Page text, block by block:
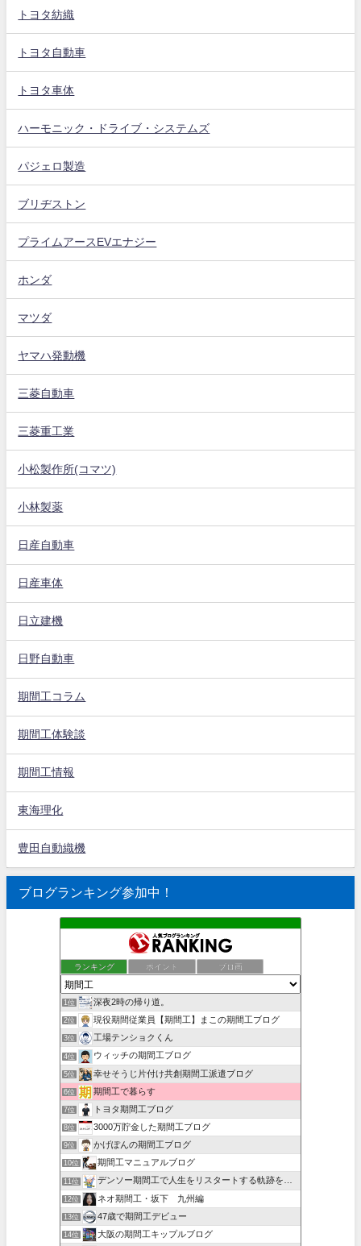
トヨタ紡織
トヨタ自動車
トヨタ車体
ハーモニック・ドライブ・システムズ
パジェロ製造
ブリヂストン
プライムアースEVエナジー
ホンダ
マツダ
ヤマハ発動機
三菱自動車
三菱重工業
小松製作所(コマツ)
小林製薬
日産自動車
日産車体
日立建機
日野自動車
期間工コラム
期間工体験談
期間工情報
東海理化
豊田自動織機
ブログランキング参加中！
ランキング ポイント ブロ画
1位 深夜2時の帰り道。
2位 現役期間従業員【期間工】まこの期間工ブログ
3位 工場テンショクくん
4位 ウィッチの期間工ブログ
5位 幸せそうじ片付け共創期間工派遣ブログ
6位 期間工で暮らす
7位 トヨタ期間工ブログ
8位 3000万貯金した期間工ブログ
9位 かげぽんの期間工ブログ
10位 期間工マニュアルブログ
11位 デンソー期間工で人生をリスタートする軌跡を目撃せよ！
12位 ネオ期間工・坂下 九州編
13位 47歳で期間工デビュー
14位 大阪の期間工キップルブログ